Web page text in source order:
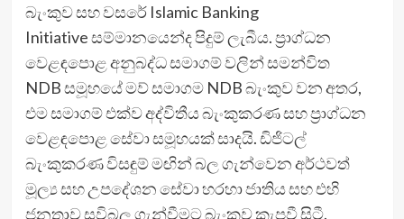
බැංකුව සහ වසරේ Islamic Banking
Initiative සම්මානයෙන්ද පිදුම් ලැබීය. ප‍්‍රාග්ධන
වෙළඳපොළ අනුබද්ධ සමාගම් වලින් සමන්විත
NDB සමූහයේ මව් සමාගම NDB බැංකුව වන අතර,
එම සමාගම් එක්ව අද්විතීය බැංකුකරණ සහ ප‍්‍රාග්ධන
වෙළඳපොළ සේවා සමූහයක් සාදයි. ඩිජිටල්
බැංකුකරණ විසඳුම් මඟින් බල ගැන්වෙන අර්ථවත්
මූල්‍ය සහ උපදේශන සේවා හරහා ජාතිය සහ එහි
ජනතාව සවිබල ගැන්වීමට බැංකුව කැපවී සිටී.